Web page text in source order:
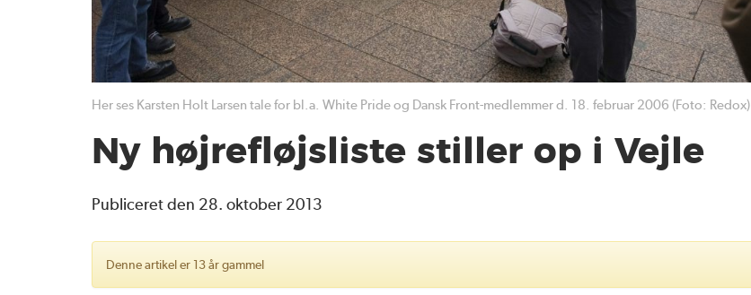
Her ses Karsten Holt Larsen tale for bl.a. White Pride og Dansk Front-medlemmer d. 18. februar 2006 (Foto: Redox).
Ny højrefløjsliste stiller op i Vejle
Publiceret den 28. oktober 2013
Denne artikel er 13 år gammel